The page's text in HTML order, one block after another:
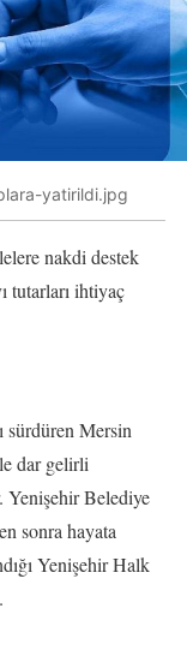
yatirildi.jpg
nakdi destek
tutarları ihtiyaç
sürdüren Mersin
dar gelirli
Yenişehir Belediye
sonra hayata
Yenişehir Halk